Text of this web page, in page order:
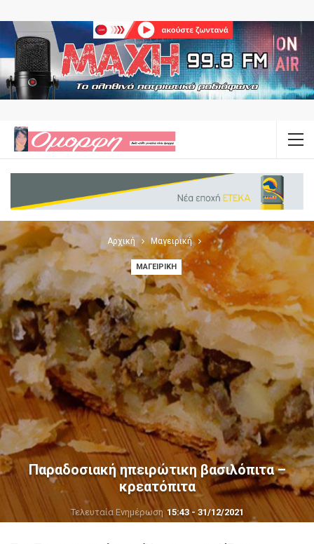
Αρχική Μαγειρική
ΜΑΓΕΙΡΙΚΉ
Παραδοσιακή ηπειρώτικη βασιλόπιτα –
κρεατόπιτα
Τελευταία Ενημέρωση 15:43 - 31/12/2021